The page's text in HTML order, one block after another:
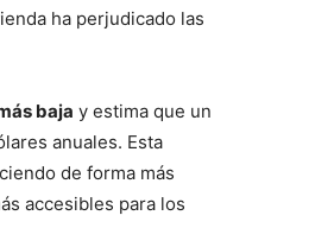
ha perjudicado las
baja y estima que un
anuales. Esta
de forma más
accesibles para los